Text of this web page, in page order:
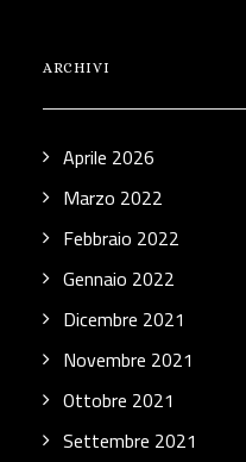
ARCHIVI
Aprile 2026
Marzo 2022
Febbraio 2022
Gennaio 2022
Dicembre 2021
Novembre 2021
Ottobre 2021
Settembre 2021